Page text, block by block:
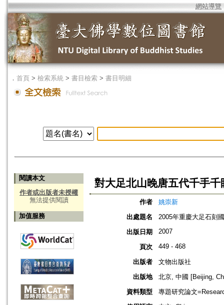
網站導覽
． 首頁 > 檢索系統 > 書目檢索 > 書目明細
閱讀本文
作者或出版者未授權
無法提供閱讀
加值服務
對大足北山晚唐五代千手
作者
姚崇新
出處題名
2005年重慶大足石刻
出版日期
2007
頁次 449 - 468
出版者
文物出版社
出版地
北京, 中國 [Beijing,
資料類型
專題研究論文